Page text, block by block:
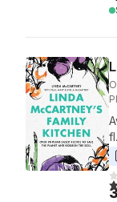
fl.